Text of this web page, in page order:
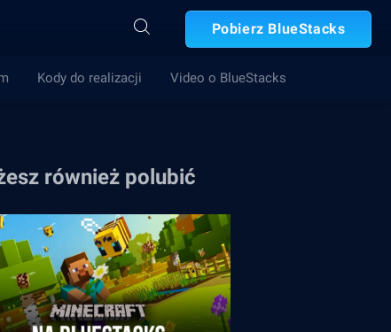
Pobierz BlueStacks
Kody do realizacji Video o BlueStacks
również polubić